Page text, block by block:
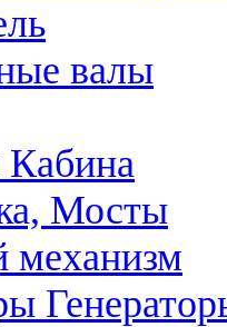
валы
Кабина
Мосты
механизм